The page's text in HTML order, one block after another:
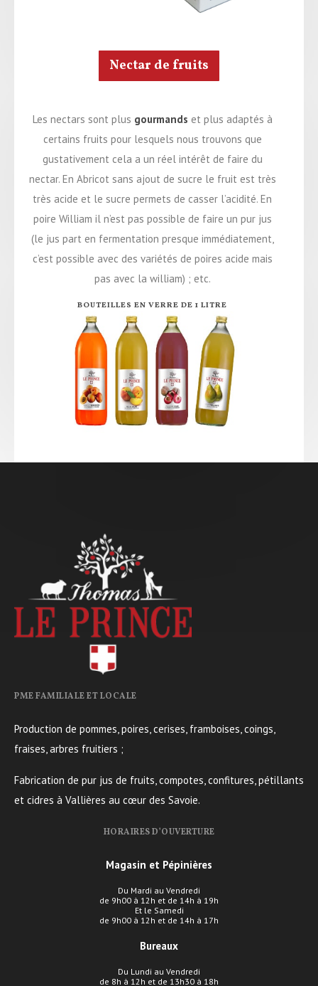
Nectar de fruits
Les nectars sont plus gourmands et plus adaptés à
certains fruits pour lesquels nous trouvons que
gustativement cela a un réel intérêt de faire du
nectar. En Abricot sans ajout de sucre le fruit est très
très acide et le sucre permets de casser l’acidité. En
poire William il n’est pas possible de faire un pur jus
(le jus part en fermentation presque immédiatement,
c’est possible avec des variétés de poires acide mais
pas avec la william) ; etc.
BOUTEILLES EN VERRE DE 1 LITRE
PME FAMILIALE ET LOCALE
Production de pommes, poires, cerises, framboises, coings,
fraises, arbres fruitiers ;
Fabrication de pur jus de fruits, compotes, confitures, pétillants
et cidres à Vallières au cœur des Savoie.
HORAIRES D’OUVERTURE
Magasin et Pépinières
Du Mardi au Vendredi
de 9h00 à 12h et de 14h à 19h
Et le Samedi
de 9h00 à 12h et de 14h à 17h
Bureaux
Du Lundi au Vendredi
de 8h à 12h et de 13h30 à 18h